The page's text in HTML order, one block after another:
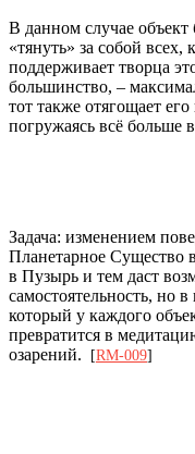
В данном случае объект
«тянуть» за собой
поддерживает творца
большинство, –
тот также отягощает его
погружаясь всё больше
Задача: изменением
Планетарное Существо
в Пузырь и тем даст
самостоятельность, но
который у каждого
превратится в
озарений.
[RM-009]